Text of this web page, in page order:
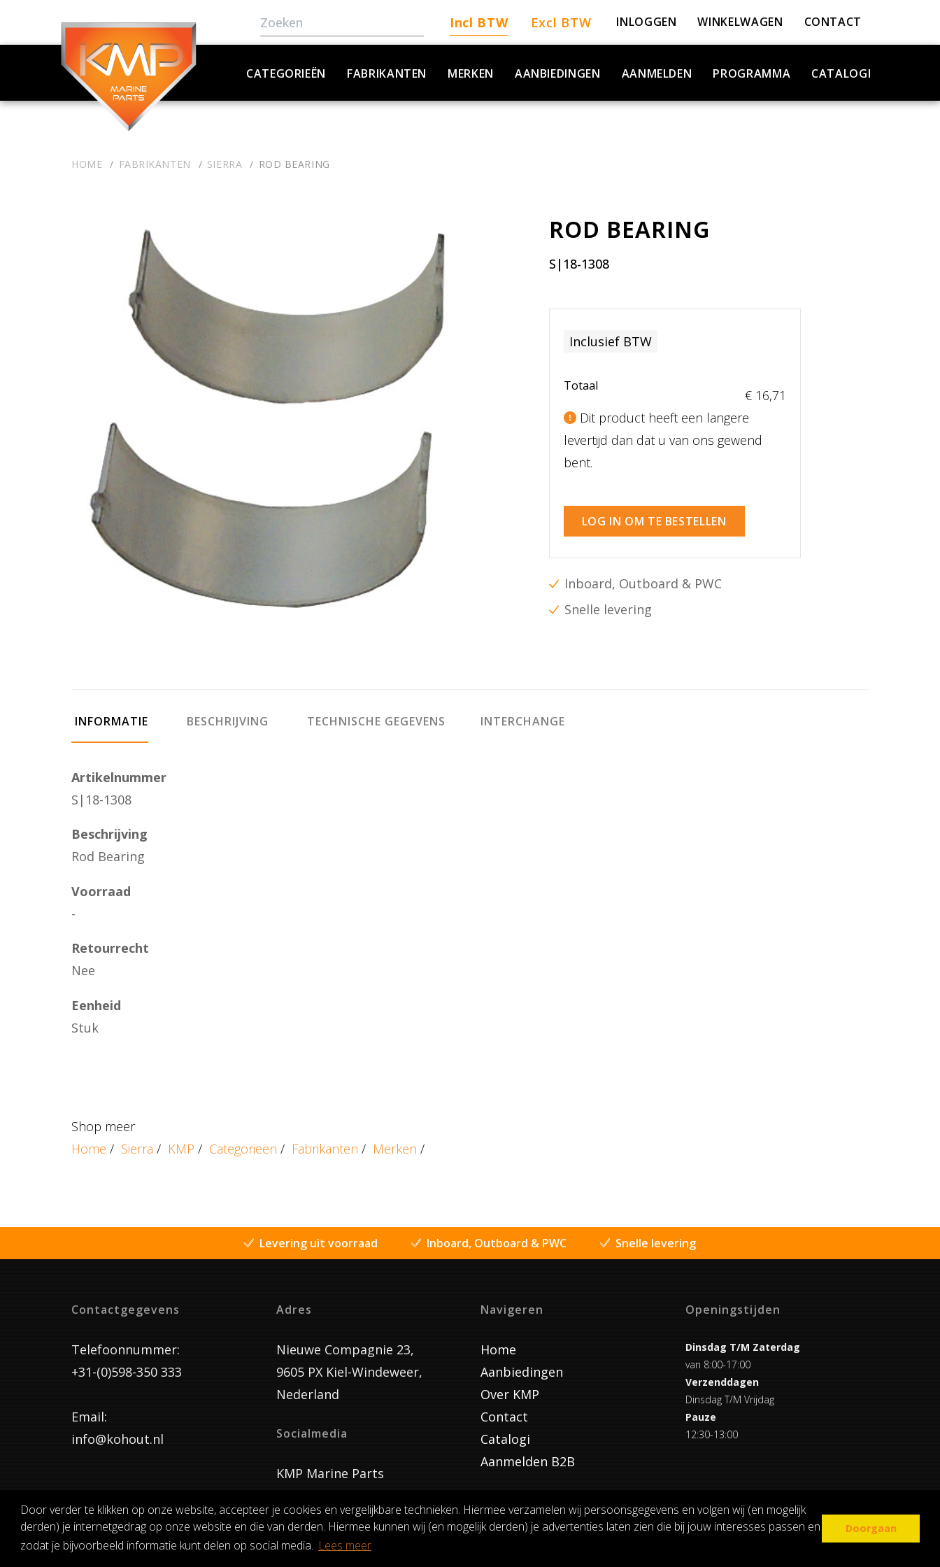
Door verder te klikken op onze website, accepteer je cookies en vergelijkbare technieken. Hiermee verzamelen wij persoonsgegevens en volgen wij (en mogelijk
derden) je internetgedrag op onze website en die van derden. Hiermee kunnen wij (en mogelijk derden) je advertenties laten zien die bij jouw interesses passen en
zodat je bijvoorbeeld informatie kunt delen op social media. Lees meer
Doorgaan
Incl BTW Excl BTW INLOGGEN WINKELWAGEN CONTACT
CATEGORIEËN FABRIKANTEN MERKEN AANBIEDINGEN AANMELDEN PROGRAMMA CATALOGI
HOME FABRIKANTEN SIERRA ROD BEARING
ROD BEARING
S|18-1308
Inclusief BTW
Totaal
€ 16,71
Dit product heeft een langere
levertijd dan dat u van ons gewend
bent.
LOG IN OM TE BESTELLEN
Inboard, Outboard & PWC
Snelle levering
INFORMATIE BESCHRIJVING TECHNISCHE GEGEVENS INTERCHANGE
Artikelnummer
S|18-1308
Beschrijving
Rod Bearing
Voorraad
-
Retourrecht
Nee
Eenheid
Stuk
Shop meer
Home / Sierra / KMP / Categorieën / Fabrikanten / Merken /
Levering uit voorraad Inboard, Outboard & PWC Snelle levering
Contactgegevens
Telefoonnummer:
+31-(0)598-350 333
Email:
info@kohout.nl
Adres
Nieuwe Compagnie 23,
9605 PX Kiel-Windeweer,
Nederland
Socialmedia
KMP Marine Parts
Navigeren
Home
Aanbiedingen
Over KMP
Contact
Catalogi
Aanmelden B2B
Openingstijden
Dinsdag T/M Zaterdag
van 8:00-17:00
Verzenddagen
Dinsdag T/M Vrijdag
Pauze
12:30-13:00
ALGEMENE VOORWAARDEN